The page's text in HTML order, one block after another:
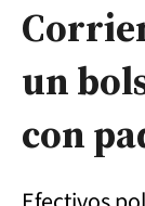
un
con